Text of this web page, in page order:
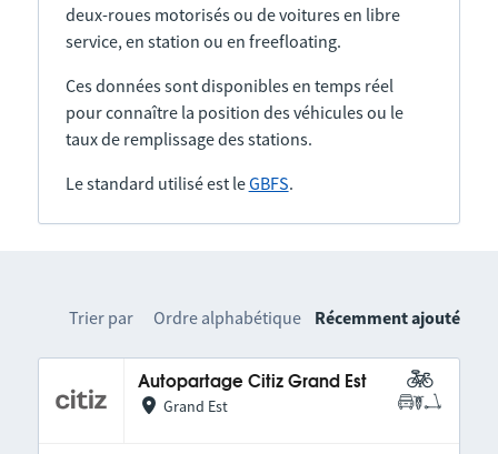
deux-roues motorisés ou de voitures en libre
service, en station ou en freefloating.
Ces données sont disponibles en temps réel
pour connaître la position des véhicules ou le
taux de remplissage des stations.
Le standard utilisé est leGBFS.
Trier par Ordre alphabétique Récemment ajouté
Autopartage Citiz Grand Est
Grand Est